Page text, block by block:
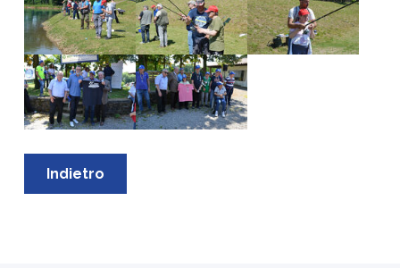
Show larger versionShow larger version
Indietro